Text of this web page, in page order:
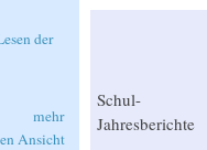
Schul-
Jahresberichte
der
mehr
Ansicht